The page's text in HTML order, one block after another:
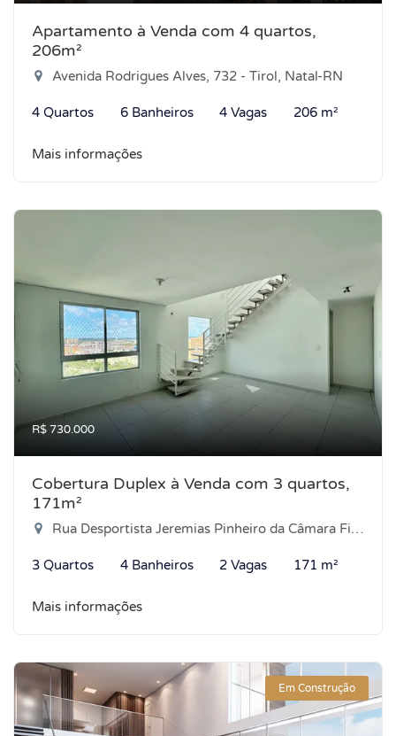
Apartamento à Venda com 4 quartos,
206m²
Avenida Rodrigues Alves, 732 - Tirol, Natal-RN
4 Quartos 6 Banheiros 4 Vagas 206 m²
Mais informações
R$ 730.000
Cobertura Duplex à Venda com 3 quartos,
171m²
Rua Desportista Jeremias Pinheiro da Câmara Filho, 270 - Ponta Negra, Natal-RN
3 Quartos 4 Banheiros 2 Vagas 171 m²
Mais informações
Em Construção